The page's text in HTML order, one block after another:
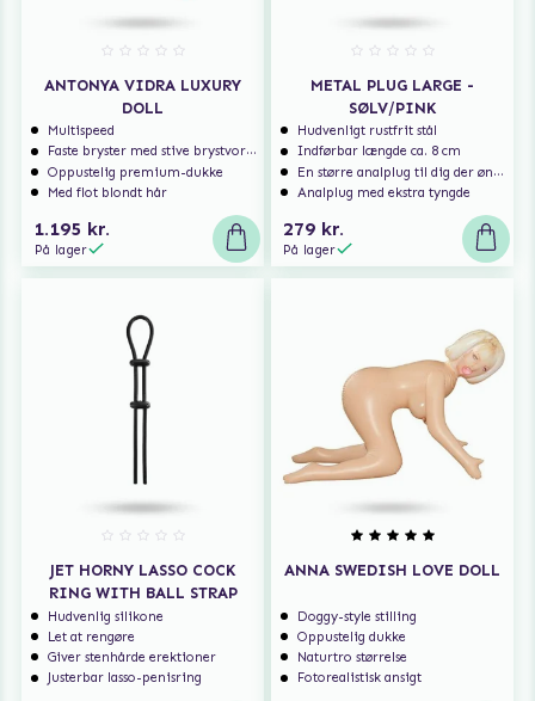
ANTONYA VIDRA LUXURY
DOLL
Multispeed
Faste bryster med stive brystvorter
Oppustelig premium-dukke
Med flot blondt hår
1.195 kr.
På lager
METAL PLUG LARGE -
SØLV/PINK
Hudvenligt rustfrit stål
Indførbar længde ca. 8 cm
En større analplug til dig der ønsker at blive fyldt
Analplug med ekstra tyngde
279 kr.
På lager
JET HORNY LASSO COCK
RING WITH BALL STRAP
Hudvenlig silikone
Let at rengøre
Giver stenhårde erektioner
Justerbar lasso-penisring
ANNA SWEDISH LOVE DOLL
Doggy-style stilling
Oppustelig dukke
Naturtro størrelse
Fotorealistisk ansigt